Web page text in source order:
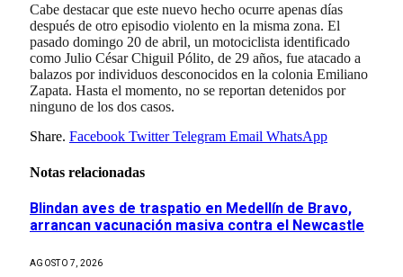
Cabe destacar que este nuevo hecho ocurre apenas días
después de otro episodio violento en la misma zona. El
pasado domingo 20 de abril, un motociclista identificado
como Julio César Chiguil Pólito, de 29 años, fue atacado a
balazos por individuos desconocidos en la colonia Emiliano
Zapata. Hasta el momento, no se reportan detenidos por
ninguno de los dos casos.
Share. Facebook Twitter Telegram Email WhatsApp
Notas relacionadas
Blindan aves de traspatio en Medellín de Bravo,
arrancan vacunación masiva contra el Newcastle
AGOSTO 7, 2026